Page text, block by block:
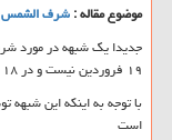
موضوع مقاله :شرف الشمس
جدیدا یک شبهه در مورد
۱۹ فروردین نیست و در ۱۸ اردیبهشت است
با توجه به اینکه این
است